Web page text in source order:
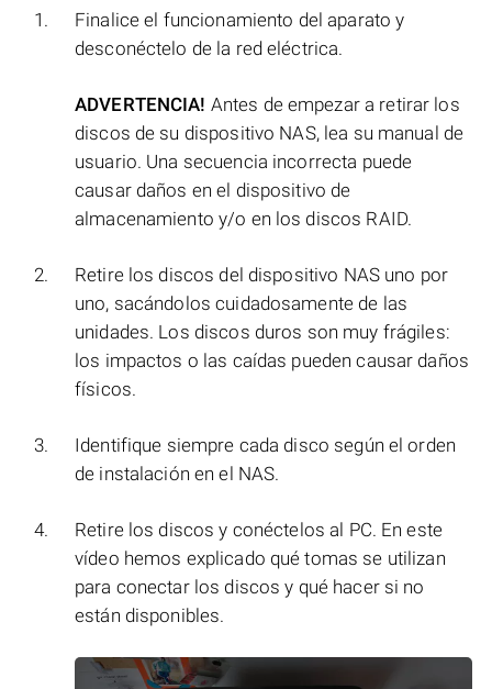
Finalice el funcionamiento del aparato y
desconéctelo de la red eléctrica.
ADVERTENCIA! Antes de empezar a retirar los
discos de su dispositivo NAS, lea su manual de
usuario. Una secuencia incorrecta puede
causar daños en el dispositivo de
almacenamiento y/o en los discos RAID.
Retire los discos del dispositivo NAS uno por
uno, sacándolos cuidadosamente de las
unidades. Los discos duros son muy frágiles:
los impactos o las caídas pueden causar daños
físicos.
Identifique siempre cada disco según el orden
de instalación en el NAS.
Retire los discos y conéctelos al PC. En este
vídeo hemos explicado qué tomas se utilizan
para conectar los discos y qué hacer si no
están disponibles.